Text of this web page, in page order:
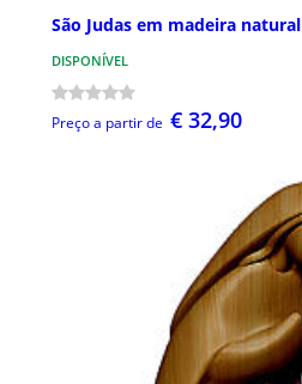
São Judas em madeira natural
DISPONÍVEL
Preço a partir de € 32,90